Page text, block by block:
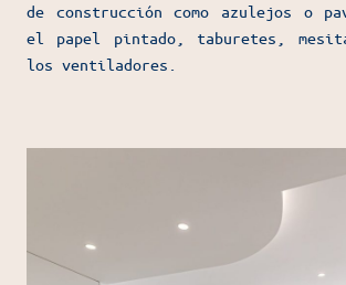
de construcción como azulejos o
el papel pintado, taburetes,
los ventiladores.